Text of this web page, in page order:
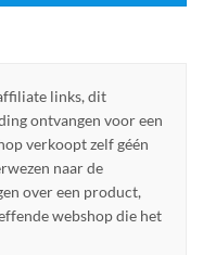
links, dit
ontvangen voor een
verkoopt zelf géén
naar de
over een product,
webshop die het